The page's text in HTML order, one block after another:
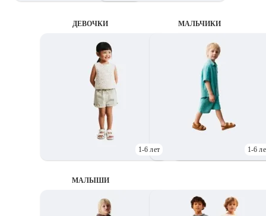
ДЕВОЧКИ
1-6 лет
MАЛЬЧИКИ
1-6
МАЛЫШИ